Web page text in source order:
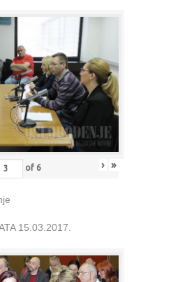
of 6 › »
15.03.2017.